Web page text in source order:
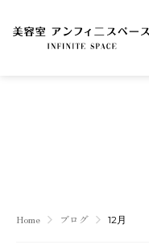
Home ブログ 12月